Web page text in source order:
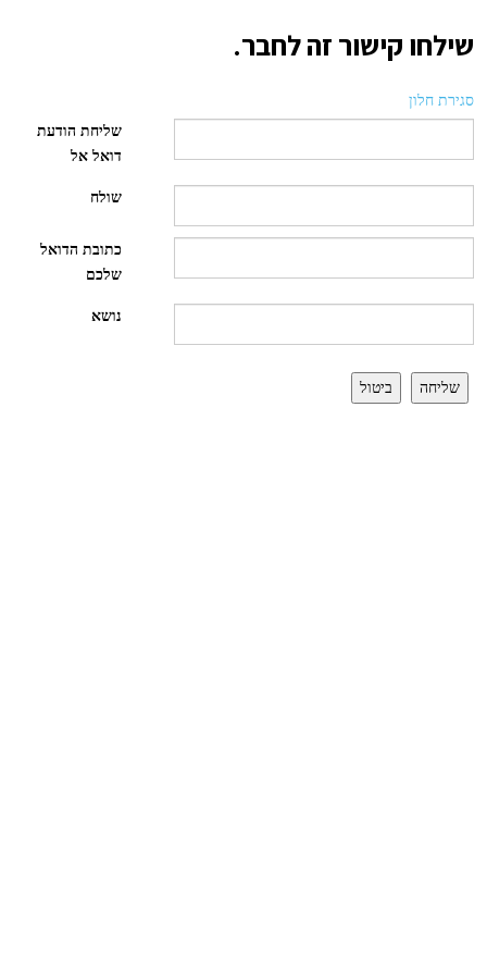
שילחו קישור זה לחבר.
סגירת חלון
שליחת הודעת
דואל אל
שולח
כתובת הדואל
שלכם
נושא
שליחה ביטול